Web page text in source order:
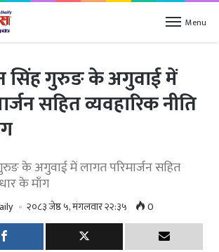
Menu
सिंह गुरुङ के अगुवाई में
सहित व्यवहारिक नीति
के अगुवाई में लागत परिमार्जन सहित
के माँग
२०८३ जेष्ठ ५, मंगलवार २२:३५ 0